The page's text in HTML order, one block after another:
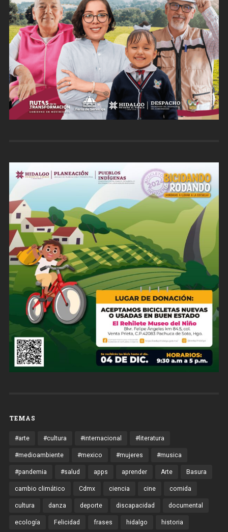
TEMAS
#arte #cultura #internacional #literatura
#medioambiente #mexico #mujeres #musica
#pandemia #salud apps aprender Arte Basura
cambio climático Cdmx ciencia cine comida
cultura danza deporte discapacidad documental
ecología Felicidad frases hidalgo historia